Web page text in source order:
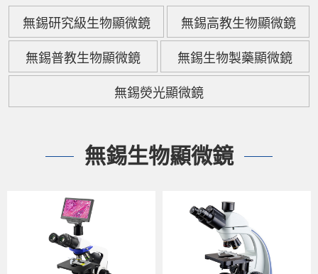
無錫研究級生物顯微鏡
無錫高教生物顯微鏡
無錫普教生物顯微鏡
無錫生物製藥顯微鏡
無錫熒光顯微鏡
無錫生物顯微鏡